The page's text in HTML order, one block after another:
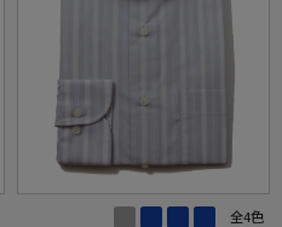
全4色